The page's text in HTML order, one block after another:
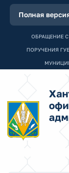
Полная
ОБРАЩЕНИЕ
ПОРУЧЕНИЯ